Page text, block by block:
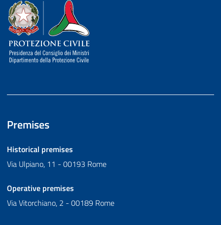
Dipartimento della Protezione Civile
Premises
Historical premises
Via Ulpiano, 11 - 00193 Rome
Operative premises
Via Vitorchiano, 2 - 00189 Rome